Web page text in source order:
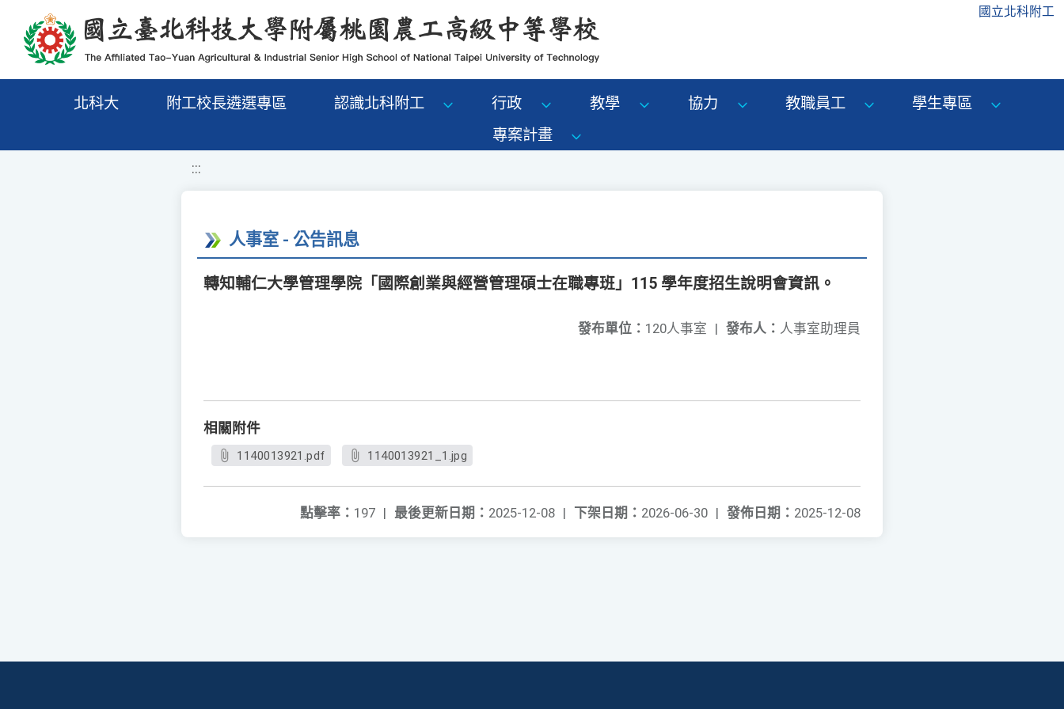
移至網頁之主要內容區位置 國立北科附工
北科大 附工校長遴選專區 認識北科附工 行政 教學 協力 教職員工
學生專區
專案計畫
:::
人事室 - 公告訊息
轉知輔仁大學管理學院「國際創業與經營管理碩士在職專班」115 學年度招生說明會資訊。
發布人： 人事室助理員
發布單位： 120人事室 |
相關附件
1140013921.pdf 1140013921_1.jpg
發佈日期： 2025-12-08
下架日期： 2026-06-30 |
最後更新日期： 2025-12-08 |
點擊率： 197 |